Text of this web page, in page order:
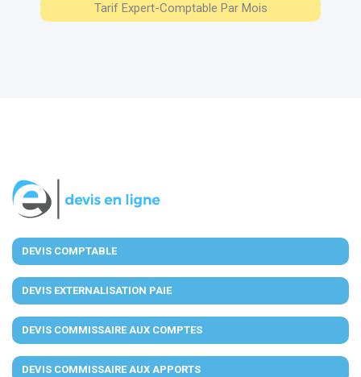
Tarif Expert-Comptable Par Mois
DEVIS COMPTABLE
DEVIS EXTERNALISATION PAIE
DEVIS COMMISSAIRE AUX COMPTES
DEVIS COMMISSAIRE AUX APPORTS